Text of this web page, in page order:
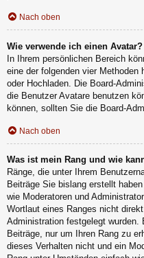
Nach oben
Wie verwende ich einen Avatar?
In Ihrem persönlichen Bereich
eine der folgenden vier Methoden
oder Hochladen. Die Board-
die Benutzer Avatare benutzen
können, sollten Sie die Board-
Nach oben
Was ist mein Rang und wie
Ränge, die unter Ihrem
Beiträge Sie bislang erstellt
wie Moderatoren und
Wortlaut eines Ranges nicht
Administration festgelegt
Beiträge, nur um Ihren Rang zu
dieses Verhalten nicht und ein